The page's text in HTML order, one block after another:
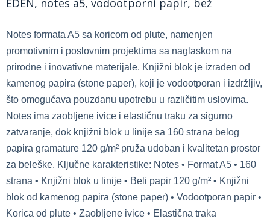
EDEN, notes a5, vodootporni papir, bež
Notes formata A5 sa koricom od plute, namenjen
promotivnim i poslovnim projektima sa naglaskom na
prirodne i inovativne materijale. Knjižni blok je izrađen od
kamenog papira (stone paper), koji je vodootporan i izdržljiv,
što omogućava pouzdanu upotrebu u različitim uslovima.
Notes ima zaobljene ivice i elastičnu traku za sigurno
zatvaranje, dok knjižni blok u linije sa 160 strana belog
papira gramature 120 g/m² pruža udoban i kvalitetan prostor
za beleške. Ključne karakteristike: Notes • Format A5 • 160
strana • Knjižni blok u linije • Beli papir 120 g/m² • Knjižni
blok od kamenog papira (stone paper) • Vodootporan papir •
Korica od plute • Zaobljene ivice • Elastična traka